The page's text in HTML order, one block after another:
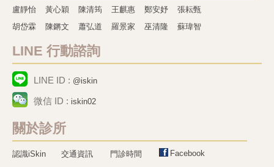
盧靜怡 黃心穎 陳清筠 王麒惠 鄭安妤
張耘甄
胡岱霖
陳鏘文 蕭弘道 羅景家 巫清隆 蘇瑋智
LINE 行動諮詢
LINE ID : @iskin
微信 ID : iskin02
關於診所
認識iSkin 交通資訊 門診時間 Facebook